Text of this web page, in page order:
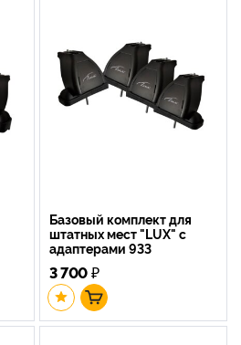
Базовый комплект для
штатных мест "LUX" с
адаптерами 933
3 700₽